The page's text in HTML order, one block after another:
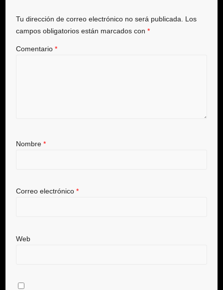
Tu dirección de correo electrónico no será publicada. Los
campos obligatorios están marcados con *
Comentario *
Nombre *
Correo electrónico *
Web